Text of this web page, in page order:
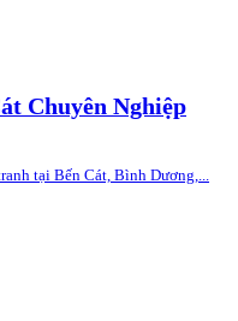
Chuyên Nghiệp
tại Bến Cát, Bình Dương,...